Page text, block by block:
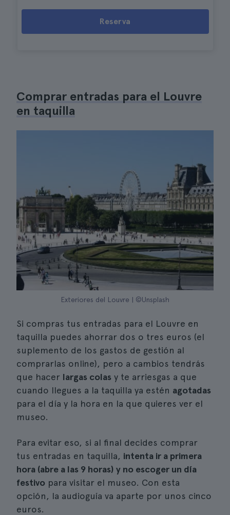
Reserva
Comprar entradas para el Louvre
en taquilla
Exteriores del Louvre | ©Unsplash
Si compras tus entradas para el Louvre en
taquilla puedes ahorrar dos o tres euros (el
suplemento de los gastos de gestión al
comprarlas online), pero a cambios tendrás
que hacer largas colas y te arriesgas a que
cuando llegues a la taquilla ya estén agotadas
para el día y la hora en la que quieres ver el
museo.
Para evitar eso, si al final decides comprar
tus entradas en taquilla, intenta ir a primera
hora (abre a las 9 horas) y no escoger un día
festivo para visitar el museo. Con esta
opción, la audioguía va aparte por unos cinco
euros.